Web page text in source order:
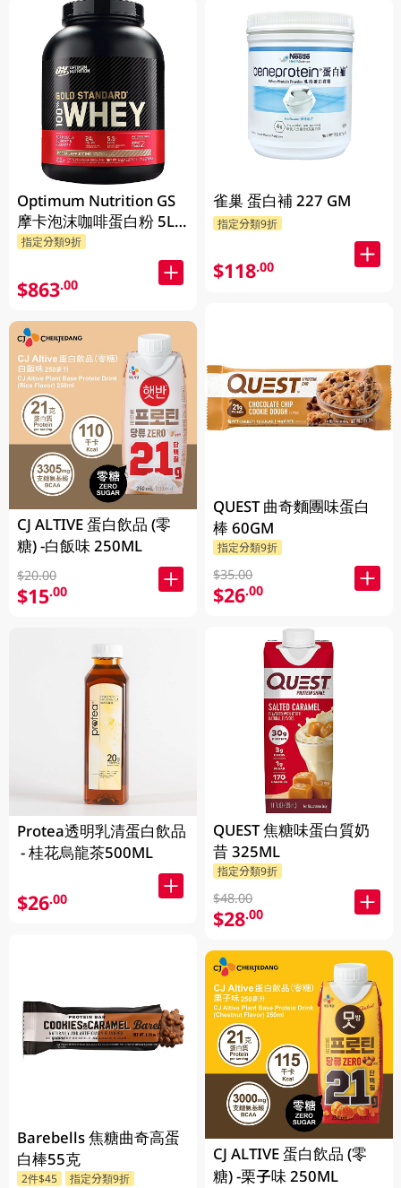
Optimum Nutrition GS
摩卡泡沫咖啡蛋白粉 5LB
(2.27KG)
指定分類9折
$863.00
CJ ALTIVE 蛋白飲品 (零
糖) -白飯味 250ML
$20.00
$15.00
Protea透明乳清蛋白飲品
- 桂花烏龍茶500ML
$26.00
Barebells 焦糖曲奇高蛋
白棒55克
2件$45 指定分類9折
雀巢 蛋白補 227 GM
指定分類9折
$118.00
QUEST 曲奇麵團味蛋白
棒 60GM
指定分類9折
$35.00
$26.00
QUEST 焦糖味蛋白質奶
昔 325ML
指定分類9折
$48.00
$28.00
CJ ALTIVE 蛋白飲品 (零
糖) -栗子味 250ML